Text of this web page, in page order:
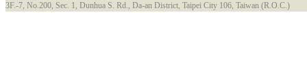
3F.-7, No.200, Sec. 1, Dunhua S. Rd., Da-an District, Taipei City 106, Taiwan (R.O.C.)